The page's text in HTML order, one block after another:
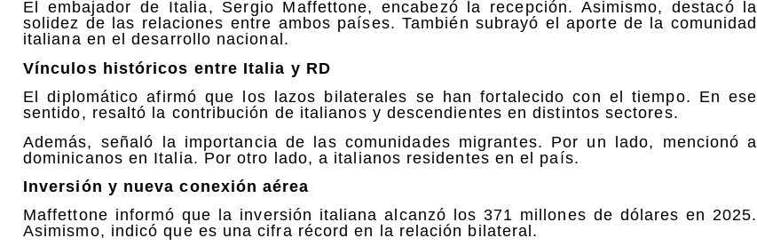
El embajador de Italia, Sergio Maffettone, encabezó la recepción. Asimismo, destacó la
solidez de las relaciones entre ambos países. También subrayó el aporte de la comunidad
italiana en el desarrollo nacional.
Vínculos históricos entre Italia y RD
El diplomático afirmó que los lazos bilaterales se han fortalecido con el tiempo. En ese
sentido, resaltó la contribución de italianos y descendientes en distintos sectores.
Además, señaló la importancia de las comunidades migrantes. Por un lado, mencionó a
dominicanos en Italia. Por otro lado, a italianos residentes en el país.
Inversión y nueva conexión aérea
Maffettone informó que la inversión italiana alcanzó los 371 millones de dólares en 2025.
Asimismo, indicó que es una cifra récord en la relación bilateral.